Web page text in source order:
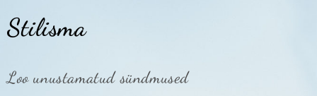
Stilisma
Loo unustamatud sündmused